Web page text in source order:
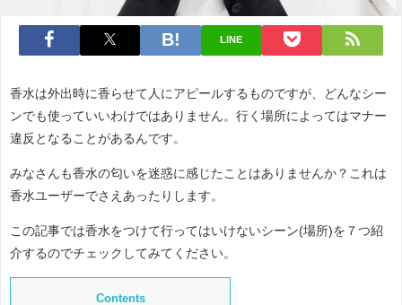
LINE
香水は外出時に香らせて人にアピールするものですが、どんなシー
ンでも使っていいわけではありません。行く場所によってはマナー
違反となることがあるんです。
みなさんも香水の匂いを迷惑に感じたことはありませんか？これは
香水ユーザーでさえあったりします。
この記事では香水をつけて行ってはいけないシーン(場所)を７つ紹
介するのでチェックしてみてください。
Contents